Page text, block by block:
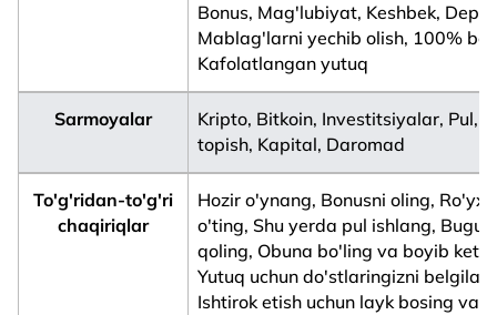
Bonus, Mag'lubiyat, Keshbek,
Mablag'larni yechib olish, 100%
Kafolatlangan yutuq
Sarmoyalar
Kripto, Bitkoin, Investitsiyalar, Pul,
topish, Kapital, Daromad
To'g'ridan-to'g'ri
chaqiriqlar
Hozir o'ynang, Bonusni oling,
o'ting, Shu yerda pul ishlang,
qoling, Obuna bo'ling va boyib
Yutuq uchun do'stlaringizni
Ishtirok etish uchun layk bosing va